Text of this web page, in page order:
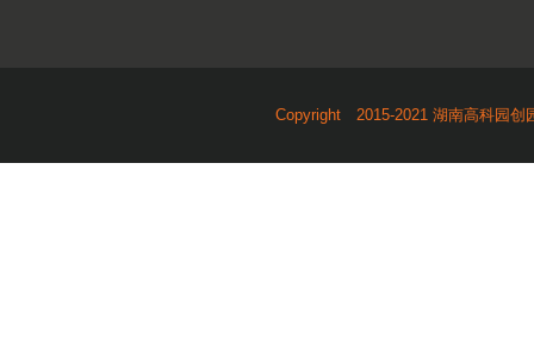
Copyright 2015-2021 湖南高科园创